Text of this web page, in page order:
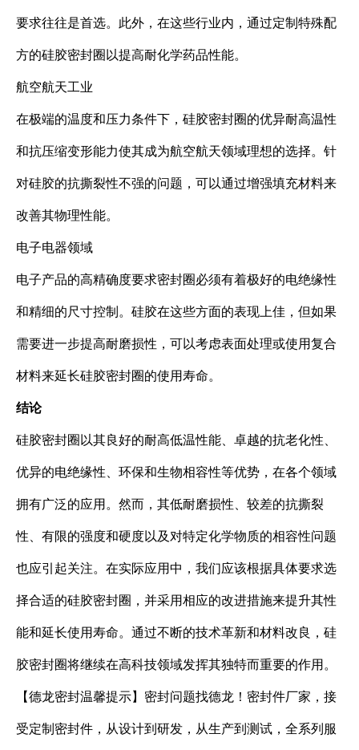
要求往往是首选。此外，在这些行业内，通过定制特殊配
方的硅胶密封圈以提高耐化学药品性能。
航空航天工业
在极端的温度和压力条件下，硅胶密封圈的优异耐高温性
和抗压缩变形能力使其成为航空航天领域理想的选择。针
对硅胶的抗撕裂性不强的问题，可以通过增强填充材料来
改善其物理性能。
电子电器领域
电子产品的高精确度要求密封圈必须有着极好的电绝缘性
和精细的尺寸控制。硅胶在这些方面的表现上佳，但如果
需要进一步提高耐磨损性，可以考虑表面处理或使用复合
材料来延长硅胶密封圈的使用寿命。
结论
硅胶密封圈以其良好的耐高低温性能、卓越的抗老化性、
优异的电绝缘性、环保和生物相容性等优势，在各个领域
拥有广泛的应用。然而，其低耐磨损性、较差的抗撕裂
性、有限的强度和硬度以及对特定化学物质的相容性问题
也应引起关注。在实际应用中，我们应该根据具体要求选
择合适的硅胶密封圈，并采用相应的改进措施来提升其性
能和延长使用寿命。通过不断的技术革新和材料改良，硅
胶密封圈将继续在高科技领域发挥其独特而重要的作用。
【德龙密封温馨提示】密封问题找德龙！密封件厂家，接
受定制密封件，从设计到研发，从生产到测试，全系列服